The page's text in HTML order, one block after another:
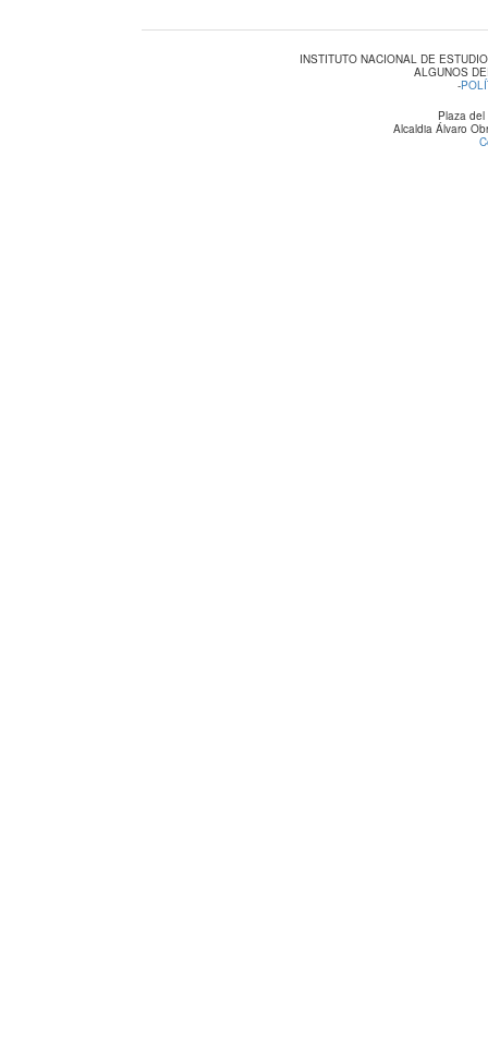
INSTITUTO NACIONAL DE
ALGUNOS
-
Plaza
Alcaldia Álvaro